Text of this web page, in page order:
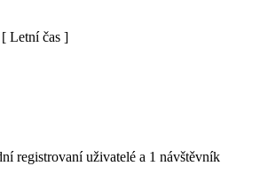
Letní čas ]
registrovaní uživatelé a 1 návštěvník